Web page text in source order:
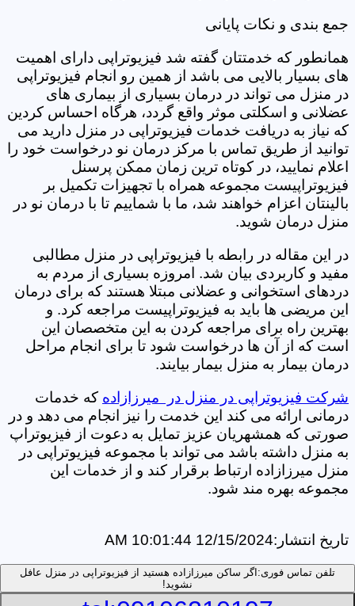
جمع بندی و نکات پایانی
همانطور که خدمتتان گفته شد فیزیوتراپی دارای اهمیت
های بسیار بالایی می باشد از همین رو انجام فیزیوتراپی
در منزل می تواند در درمان بسیاری از بیماری های
عضلانی و اسکلتی موثر واقع گردد، هرگاه احساس کردین
که نیاز به دریافت خدمات فیزیوتراپی در منزل دارید می
توانید از طریق تماس با مرکز درمان نو درخواست خود را
اعلام نمایید، در کوتاه ترین زمان ممکن پرسنل
فیزیوتراپیست مجموعه همراه با تجهیزات تکمیل بر
بالینتان اعزام خواهند شد، ما با شماییم تا با درمان نو در
منزل درمان شوید.
در این مقاله در رابطه با فیزیوتراپی در منزل مطالبی
مفید و کاربردی بیان شد. امروزه بسیاری از مردم به
دردهای استخوانی و عضلانی مبتلا هستند که برای درمان
این مریضی ها باید به فیزیوتراپیست مراجعه کرد. و
بهترین راه برای مراجعه کردن به این متخصصان این
است که از آن ها درخواست شود تا برای انجام مراحل
درمان بیمار به منزل بیمار بیایند.
شرکت فیزیوتراپی در منزل در میرزازاده که خدمات
درمانی ارائه می کند این خدمت را نیز انجام می دهد و در
صورتی که همشهریان عزیز تمایل به دعوت از فیزیوتراپ
به منزل داشته باشد می تواند با مجموعه فیزیوتراپی در
منزل میرزازاده ارتباط برقرار کند و از خدمات این
مجموعه بهره مند شود.
تاریخ انتشار:12/15/2024 10:01:44 AM
تلفن تماس فوری: اگر ساکن میرزازاده هستید از فیزیوتراپی در منزل عافل
نشوید!